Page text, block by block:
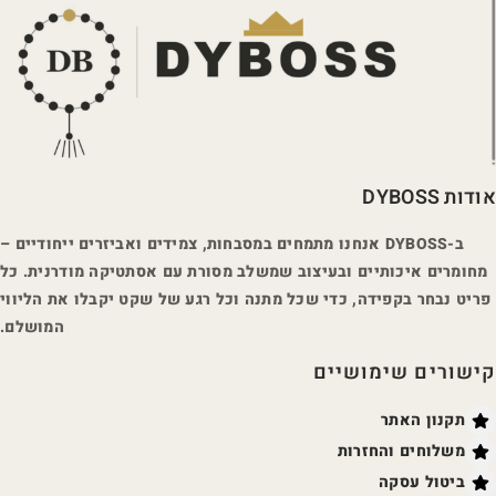
אודות DYBOSS
ב-DYBOSS אנחנו מתמחים במסבחות, צמידים ואביזרים ייחודיים –
מחומרים איכותיים ובעיצוב שמשלב מסורת עם אסתטיקה מודרנית. כל
פריט נבחר בקפידה, כדי שכל מתנה וכל רגע של שקט יקבלו את הליווי
המושלם.
קישורים שימושיים
תקנון האתר
משלוחים והחזרות
ביטול עסקה